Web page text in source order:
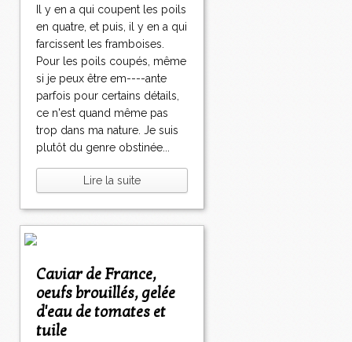
Il y en a qui coupent les poils
en quatre, et puis, il y en a qui
farcissent les framboises.
Pour les poils coupés, même
si je peux être em----ante
parfois pour certains détails,
ce n'est quand même pas
trop dans ma nature. Je suis
plutôt du genre obstinée...
Lire la suite
Caviar de France,
oeufs brouillés, gelée
d'eau de tomates et
tuile